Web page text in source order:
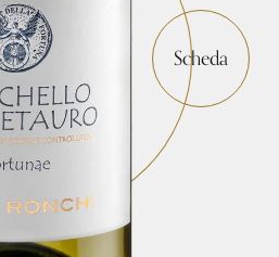
Scheda